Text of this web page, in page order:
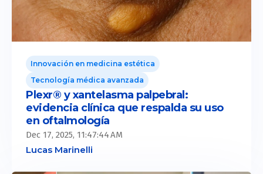
Innovación en medicina estética
Tecnología médica avanzada
Plexr® y xantelasma palpebral:
evidencia clínica que respalda su uso
en oftalmología
Dec 17, 2025, 11:47:44 AM
Lucas Marinelli